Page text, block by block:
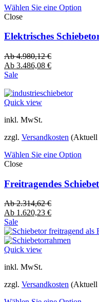
Wählen Sie eine Option
Close
Elektrisches
Ab4.980,12€
Ab 3.486,08 €
Sale
Quick view
inkl. MwSt.
zzgl. Versandkosten (Aktuell
Wählen Sie eine Option
Close
Freitragendes
Ab2.314,62€
Ab 1.620,23 €
Sale
Quick view
inkl. MwSt.
zzgl. Versandkosten (Aktuell